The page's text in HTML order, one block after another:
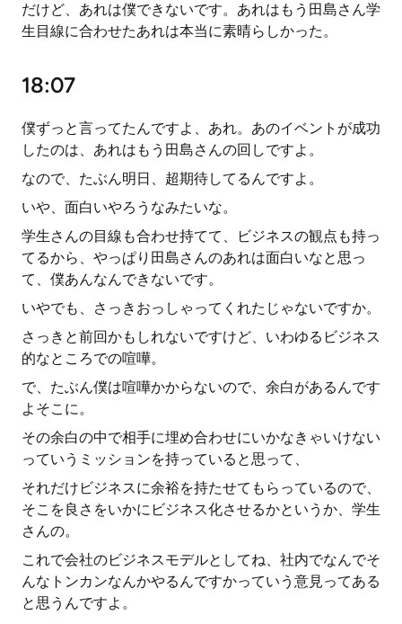
だけど、あれは僕できないです。あれはもう田島さん学
生目線に合わせたあれは本当に素晴らしかった。
18:07
僕ずっと言ってたんですよ、あれ。あのイベントが成功
したのは、あれはもう田島さんの回しですよ。
なので、たぶん明日、超期待してるんですよ。
いや、面白いやろうなみたいな。
学生さんの目線も合わせ持てて、ビジネスの観点も持っ
てるから、やっぱり田島さんのあれは面白いなと思っ
て、僕あんなんできないです。
いやでも、さっきおっしゃってくれたじゃないですか。
さっきと前回かもしれないですけど、いわゆるビジネス
的なところでの喧嘩。
で、たぶん僕は喧嘩かからないので、余白があるんです
よそこに。
その余白の中で相手に埋め合わせにいかなきゃいけない
っていうミッションを持っていると思って、
それだけビジネスに余裕を持たせてもらっているので、
そこを良さをいかにビジネス化させるかというか、学生
さんの。
これで会社のビジネスモデルとしてね、社内でなんでそ
んなトンカンなんかやるんですかっていう意見ってある
と思うんですよ。